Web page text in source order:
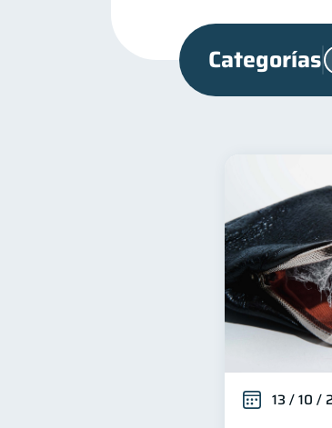
Categorías
Deudas 10
Historial
Fraudes 1
información
13 / 10 /